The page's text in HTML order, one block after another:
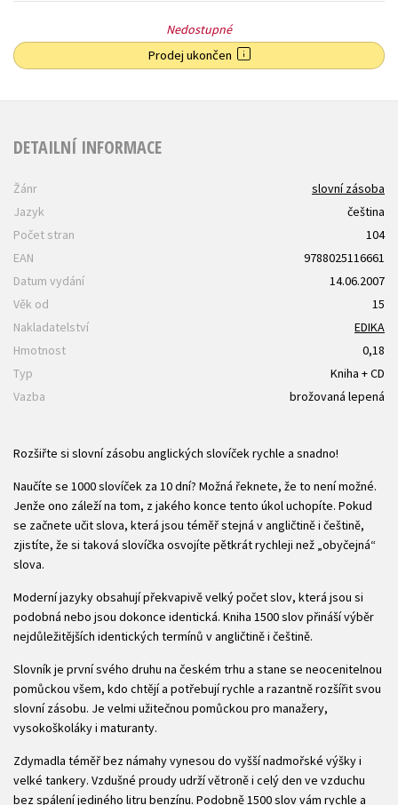
Nedostupné
Prodej ukončen
DETAILNÍ INFORMACE
Žánr
slovní zásoba
Jazyk
čeština
Počet stran
104
EAN
9788025116661
Datum vydání
14.06.2007
Věk od
15
Nakladatelství
EDIKA
Hmotnost
0,18
Typ
Kniha + CD
Vazba
brožovaná lepená
Rozšiřte si slovní zásobu anglických slovíček rychle a snadno!
Naučíte se 1000 slovíček za 10 dní? Možná řeknete, že to není možné.
Jenže ono záleží na tom, z jakého konce tento úkol uchopíte. Pokud
se začnete učit slova, která jsou téměř stejná v angličtině i češtině,
zjistíte, že si taková slovíčka osvojíte pětkrát rychleji než „obyčejná“
slova.
Moderní jazyky obsahují překvapivě velký počet slov, která jsou si
podobná nebo jsou dokonce identická. Kniha 1500 slov přináší výběr
nejdůležitějších identických termínů v angličtině i češtině.
Slovník je první svého druhu na českém trhu a stane se neocenitelnou
pomůckou všem, kdo chtějí a potřebují rychle a razantně rozšířit svou
slovní zásobu. Je velmi užitečnou pomůckou pro manažery,
vysokoškoláky i maturanty.
Zdymadla téměř bez námahy vynesou do vyšší nadmořské výšky i
velké tankery. Vzdušné proudy udrží větroně i celý den ve vzduchu
bez spálení jediného litru benzínu. Podobně 1500 slov vám rychle a